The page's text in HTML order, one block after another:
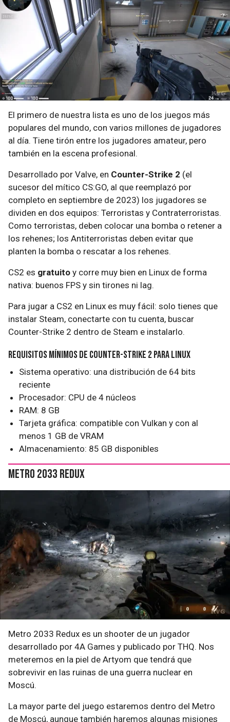
El primero de nuestra lista es uno de los juegos más
populares del mundo, con varios millones de jugadores
al día. Tiene tirón entre los jugadores amateur, pero
también en la escena profesional.
Desarrollado por Valve, en Counter-Strike 2 (el
sucesor del mítico CS:GO, al que reemplazó por
completo en septiembre de 2023) los jugadores se
dividen en dos equipos: Terroristas y Contraterroristas.
Como terroristas, deben colocar una bomba o retener a
los rehenes; los Antiterroristas deben evitar que
planten la bomba o rescatar a los rehenes.
CS2 es gratuito y corre muy bien en Linux de forma
nativa: buenos FPS y sin tirones ni lag.
Para jugar a CS2 en Linux es muy fácil: solo tienes que
instalar Steam, conectarte con tu cuenta, buscar
Counter-Strike 2 dentro de Steam e instalarlo.
Requisitos mínimos de Counter-Strike 2 para Linux
Sistema operativo: una distribución de 64 bits
reciente
Procesador: CPU de 4 núcleos
RAM: 8 GB
Tarjeta gráfica: compatible con Vulkan y con al
menos 1 GB de VRAM
Almacenamiento: 85 GB disponibles
Metro 2033 Redux
Metro 2033 Redux es un shooter de un jugador
desarrollado por 4A Games y publicado por THQ. Nos
meteremos en la piel de Artyom que tendrá que
sobrevivir en las ruinas de una guerra nuclear en
Moscú.
La mayor parte del juego estaremos dentro del Metro
de Moscú, aunque también haremos algunas misiones